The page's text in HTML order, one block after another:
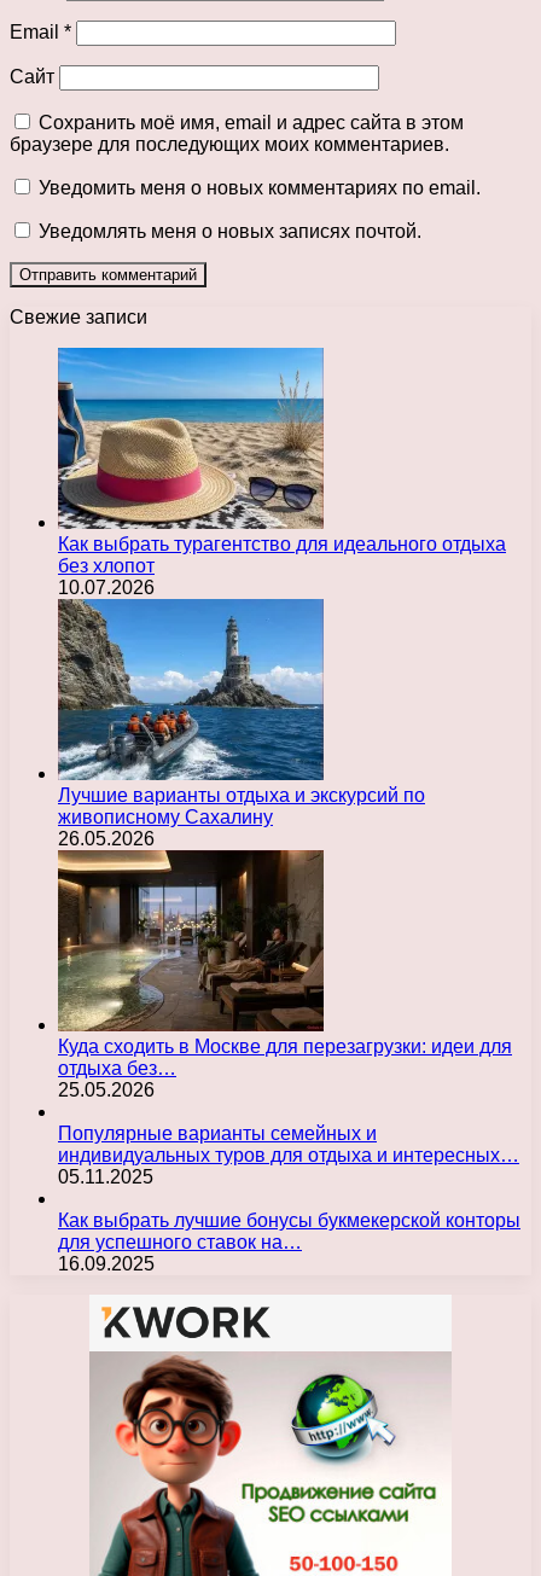
Email *
Сайт
Сохранить моё имя, email и адрес сайта в этом
браузере для последующих моих комментариев.
Уведомить меня о новых комментариях по email.
Уведомлять меня о новых записях почтой.
Свежие записи
Как выбрать турагентство для идеального отдыха
без хлопот
10.07.2026
Лучшие варианты отдыха и экскурсий по
живописному Сахалину
26.05.2026
Куда сходить в Москве для перезагрузки: идеи для
отдыха без…
25.05.2026
Популярные варианты семейных и
индивидуальных туров для отдыха и интересных…
05.11.2025
Как выбрать лучшие бонусы букмекерской конторы
для успешного ставок на…
16.09.2025